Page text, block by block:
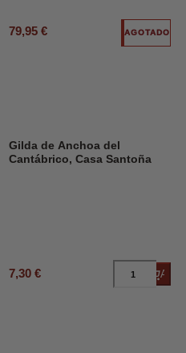
79,95 € AGOTADO
Gilda de Anchoa del
Cantábrico, Casa Santoña
7,30 €